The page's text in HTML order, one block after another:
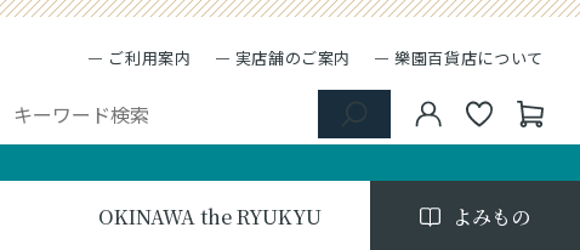
ご利用案内 実店舗のご案内 樂園百貨店について
OKINAWA the RYUKYU よみもの